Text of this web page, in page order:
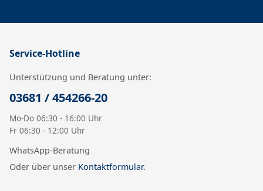
Service-Hotline
Unterstützung und Beratung unter:
03681 / 454266-20
Mo-Do 06:30 - 16:00 Uhr
Fr 06:30 - 12:00 Uhr
WhatsApp-Beratung
Oder über unser Kontaktformular.